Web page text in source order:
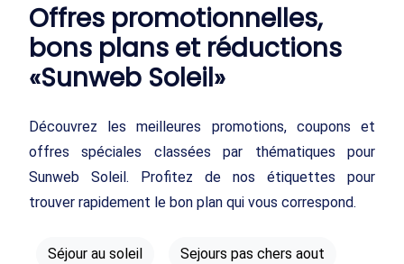
Offres promotionnelles,
bons plans et réductions
«Sunweb Soleil»
Découvrez les meilleures promotions, coupons et
offres spéciales classées par thématiques pour
Sunweb Soleil. Profitez de nos étiquettes pour
trouver rapidement le bon plan qui vous correspond.
Séjour au soleil Sejours pas chers aout